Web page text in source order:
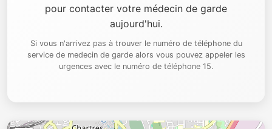
pour contacter votre médecin de garde
aujourd'hui.
Si vous n'arrivez pas à trouver le numéro de téléphone du
service de medecin de garde alors vous pouvez appeler les
urgences avec le numéro de téléphone 15.